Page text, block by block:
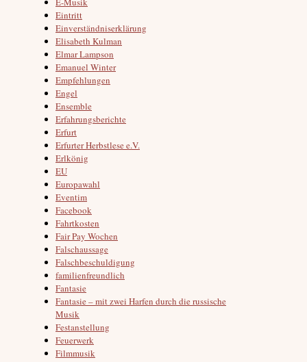
Eintritt
Einverständniserklärung
Elisabeth Kulman
Elmar Lampson
Emanuel Winter
Empfehlungen
Engel
Ensemble
Erfahrungsberichte
Erfurt
Erfurter Herbstlese e.V.
Erlkönig
EU
Europawahl
Eventim
Facebook
Fahrtkosten
Fair Pay Wochen
Falschaussage
Falschbeschuldigung
familienfreundlich
Fantasie
Fantasie – mit zwei Harfen durch die russische
Musik
Festanstellung
Feuerwerk
Filmmusik